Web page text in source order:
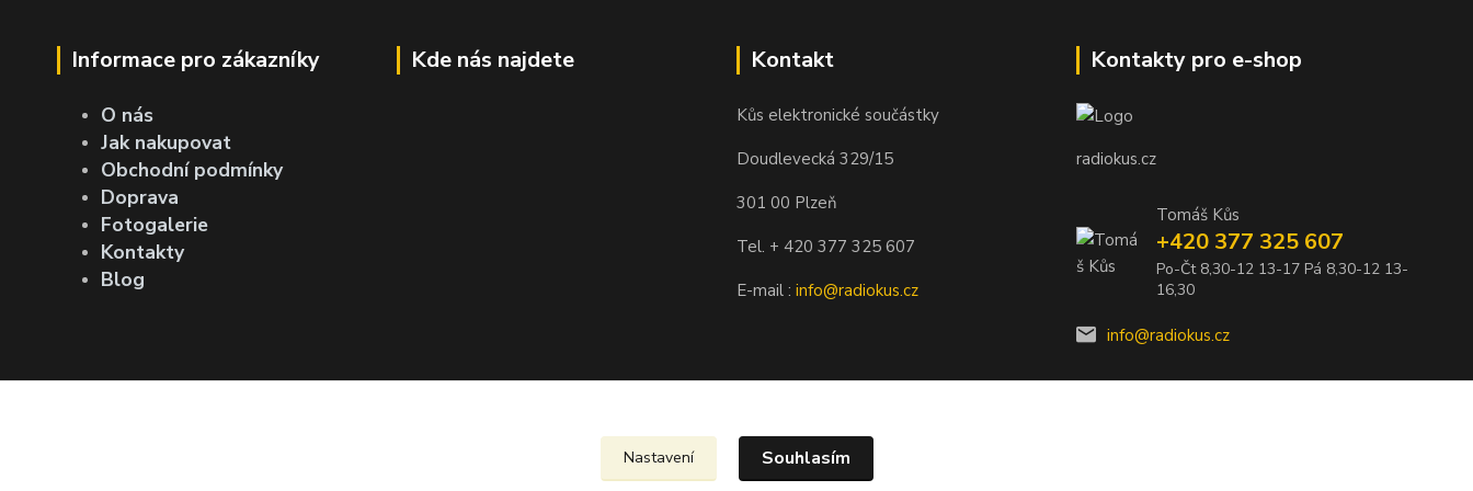
Informace pro zákazníky
O nás
Jak nakupovat
Obchodní podmínky
Doprava
Fotogalerie
Kontakty
Blog
Kde nás najdete Kontakt
Kůs elektronické součástky
Doudlevecká 329/15
301 00 Plzeň
Tel. + 420 377 325 607
E-mail : info@radiokus.cz
Kontakty pro e-shop
radiokus.cz
Tomáš Kůs
+420 377 325 607
Po-Čt 8,30-12 13-17 Pá 8,30-12 13-
16,30
info@radiokus.cz
Nastavení Souhlasím